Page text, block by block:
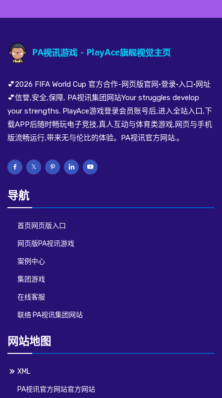
💕2026 FIFA World Cup 官方合作-网页版官网·登录·入口·网址
💕信誉,安全,保障, PA视讯集团网站Your struggles develop
your strengths. PlayAce游戏登录会员账号后,进入全站入口,下
载APP后随时畅玩电子竞技,真人互动与体育类游戏,网页与手机
版流畅运行,带来无与伦比的体验。PA视讯官方网站.。
导航
首页网页版入口
网页版PA视讯游戏
案例中心
集团游戏
在线客服
联络 PA视讯集团网站
网站地图
XML
PA视讯官方网站官方网站